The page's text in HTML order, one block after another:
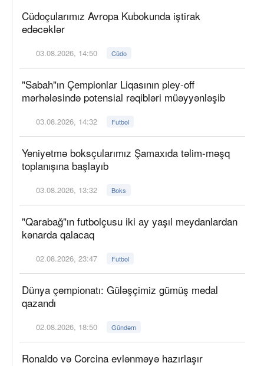
Cüdoçularımız Avropa Kubokunda iştirak
edəcəklər
03.08.2026, 14:50 Cüdo
"Sabah"ın Çempionlar Liqasının pley-off
mərhələsində potensial rəqibləri müəyyənləşib
03.08.2026, 14:32 Futbol
Yeniyetmə boksçularımız Şamaxıda təlim-məşq
toplanışına başlayıb
03.08.2026, 13:32 Boks
"Qarabağ"ın futbolçusu iki ay yaşıl meydanlardan
kənarda qalacaq
02.08.2026, 23:47 Futbol
Dünya çempionatı: Güləşçimiz gümüş medal
qazandı
02.08.2026, 18:50 Gündəm
Ronaldo və Corcina evlənməyə hazırlaşır